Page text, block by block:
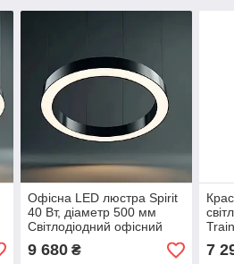
Офісна LED люстра Spirit
40 Вт, діаметр 500 мм
Світлодіодний офісний
світильник кільце, офісне
освітлення
9 680₴
для
7